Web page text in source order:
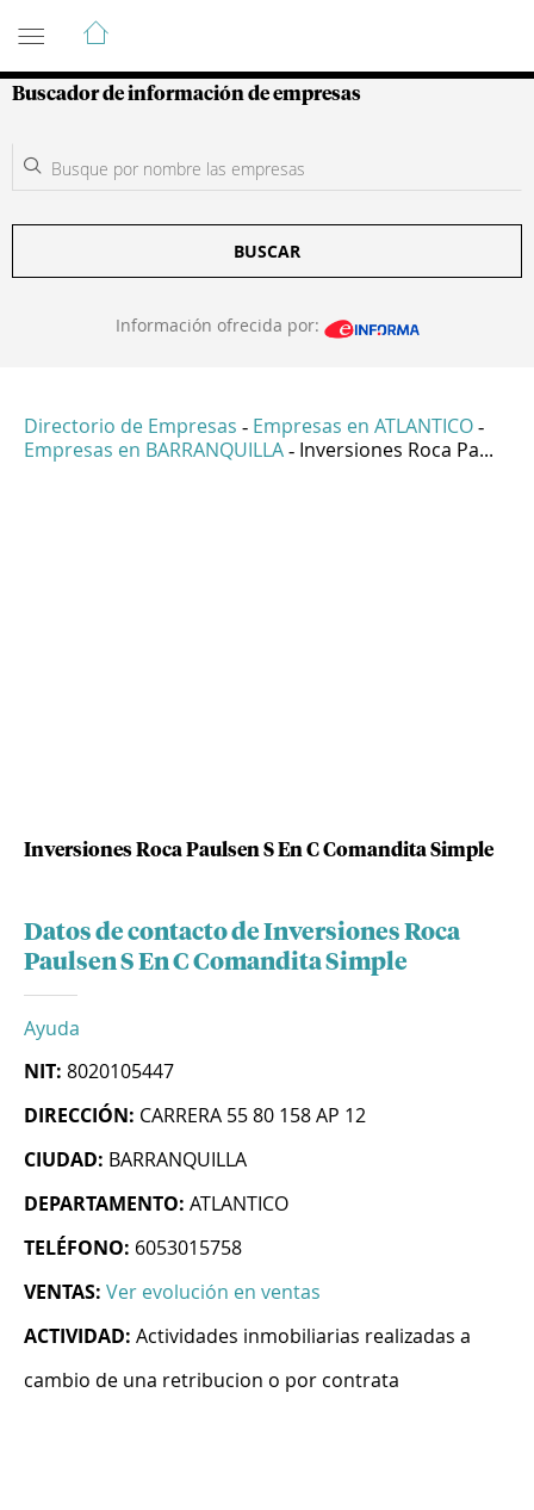
Guía de Empresas Colombianas
Buscador de información de empresas
BUSCAR
Información ofrecida por:
Directorio de Empresas - Empresas en ATLANTICO -
Empresas en BARRANQUILLA - Inversiones Roca Pa...
Inversiones Roca Paulsen S En C Comandita Simple
Datos de contacto de Inversiones Roca
Paulsen S En C Comandita Simple
Ayuda
NIT: 8020105447
DIRECCIÓN: CARRERA 55 80 158 AP 12
CIUDAD: BARRANQUILLA
DEPARTAMENTO: ATLANTICO
TELÉFONO: 6053015758
VENTAS: Ver evolución en ventas
ACTIVIDAD: Actividades inmobiliarias realizadas a
cambio de una retribucion o por contrata